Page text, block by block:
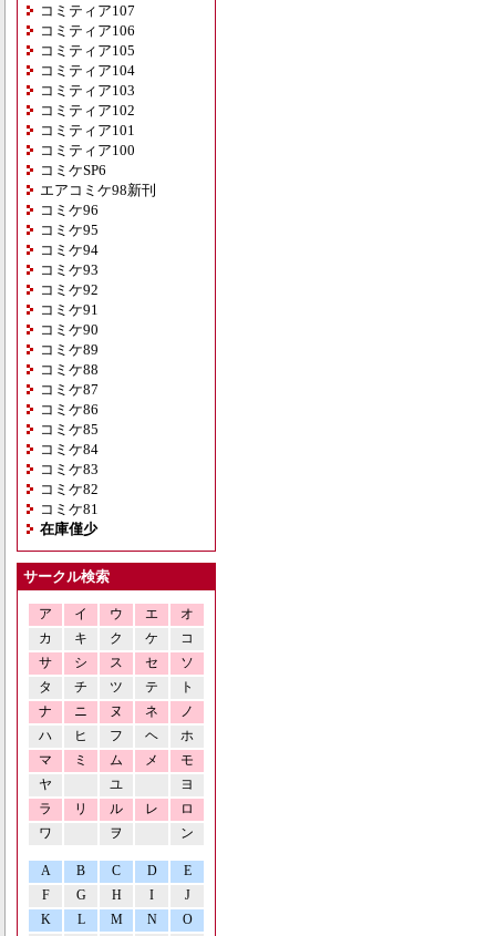
コミティア107
コミティア106
コミティア105
コミティア104
コミティア103
コミティア102
コミティア101
コミティア100
コミケSP6
エアコミケ98新刊
コミケ96
コミケ95
コミケ94
コミケ93
コミケ92
コミケ91
コミケ90
コミケ89
コミケ88
コミケ87
コミケ86
コミケ85
コミケ84
コミケ83
コミケ82
コミケ81
在庫僅少
サークル検索
ア イ ウ エ
オ
カ
キ ク ケ
コ
サ
シ ス セ
ソ
タ
チ ツ テ
ト
ナ
ニ ヌ ネ
ノ
ハ
ヒ フ ヘ
ホ
マ
ミ ム メ
モ
ヤ
ユ
ヨ
ラ
リ ル レ
ロ
ワ
ヲ ン
A B C D
E
F
G H I
J
K
L M N O